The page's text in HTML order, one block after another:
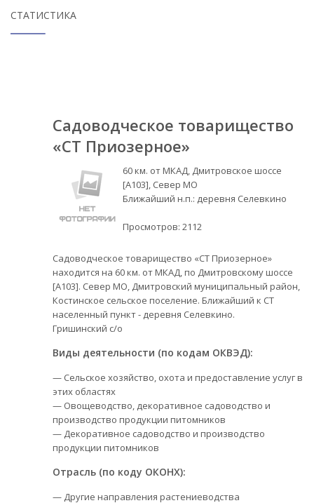
СТАТИСТИКА
Садоводческое товарищество
«СТ Приозерное»
60 км. от МКАД, Дмитровское шоссе
[А103], Север МО
Ближайший н.п.: деревня Селевкино
Просмотров: 2112
Садоводческое товарищество «СТ Приозерное»
находится на 60 км. от МКАД, по Дмитровскому шоссе
[А103]. Север МО, Дмитровский муниципальный район,
Костинское сельское поселение. Ближайший к СТ
населенный пункт - деревня Селевкино.
Гришинский с/о
Виды деятельности (по кодам ОКВЭД):
— Сельское хозяйство, охота и предоставление услуг в
этих областях
— Овощеводство, декоративное садоводство и
производство продукции питомников
— Декоративное садоводство и производство
продукции питомников
Отрасль (по коду ОКОНХ):
— Другие направления растениеводства